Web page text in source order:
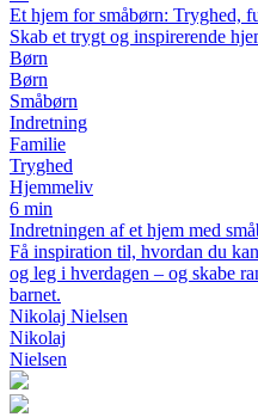
Et hjem for småbørn: Tryghed,
Skab et trygt og inspirerende
Børn
Børn
Småbørn
Indretning
Familie
Tryghed
Hjemmeliv
6 min
Indretningen af et hjem med
Få inspiration til, hvordan du
og leg i hverdagen – og skabe
barnet.
Nikolaj Nielsen
Nikolaj
Nielsen